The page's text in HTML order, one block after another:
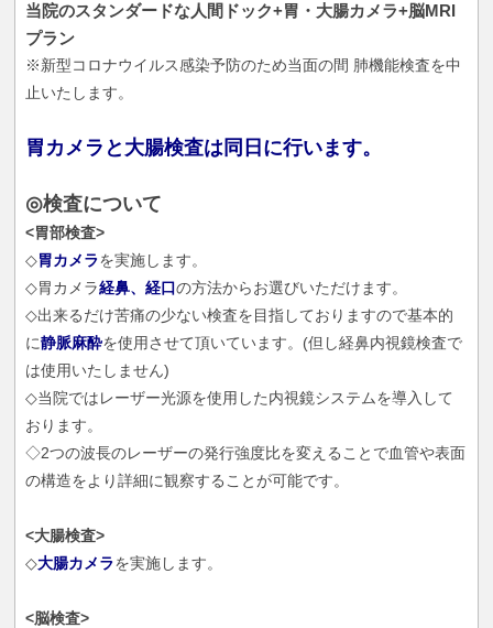
当院のスタンダードな人間ドック+胃・大腸カメラ+脳MRI
プラン
※新型コロナウイルス感染予防のため当面の間 肺機能検査を中
止いたします。
胃カメラと大腸検査は同日に行います。
◎検査について
<胃部検査>
◇胃カメラを実施します。
◇胃カメラ経鼻、経口の方法からお選びいただけます。
◇出来るだけ苦痛の少ない検査を目指しておりますので基本的
に静脈麻酔を使用させて頂いています。(但し経鼻内視鏡検査で
は使用いたしません)
◇当院ではレーザー光源を使用した内視鏡システムを導入して
おります。
◇2つの波長のレーザーの発行強度比を変えることで血管や表面
の構造をより詳細に観察することが可能です。
<大腸検査>
◇大腸カメラを実施します。
<脳検査>